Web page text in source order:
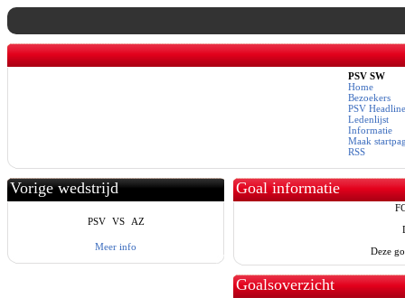
PSV SW
Home
Bezoekers
PSV
Ledenlijst
Informatie
Maak
RSS
Vorige wedstrijd
PSV VS AZ
Meer info
Goal informatie
Deze
Goalsoverzicht